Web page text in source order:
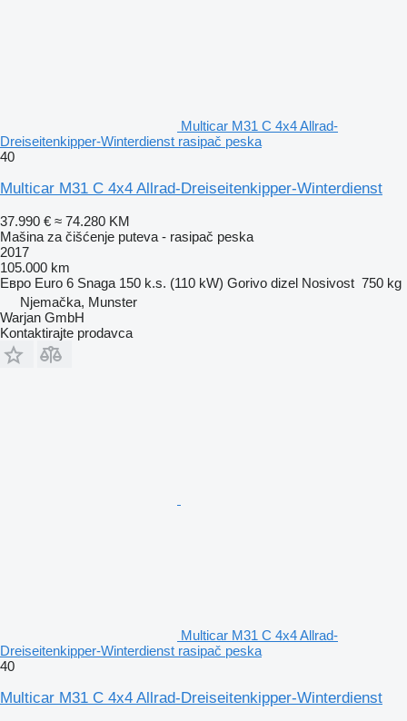
Multicar M31 C 4x4 Allrad-
Dreiseitenkipper-Winterdienst rasipač peska
40
Multicar M31 C 4x4 Allrad-Dreiseitenkipper-Winterdienst
37.990 € ≈ 74.280 KM
Mašina za čišćenje puteva - rasipač peska
2017
105.000 km
Евро Euro 6 Snaga 150 k.s. (110 kW) Gorivo dizel Nosivost 750 kg
Njemačka, Munster
Warjan GmbH
Kontaktirajte prodavca
Multicar M31 C 4x4 Allrad-
Dreiseitenkipper-Winterdienst rasipač peska
40
Multicar M31 C 4x4 Allrad-Dreiseitenkipper-Winterdienst